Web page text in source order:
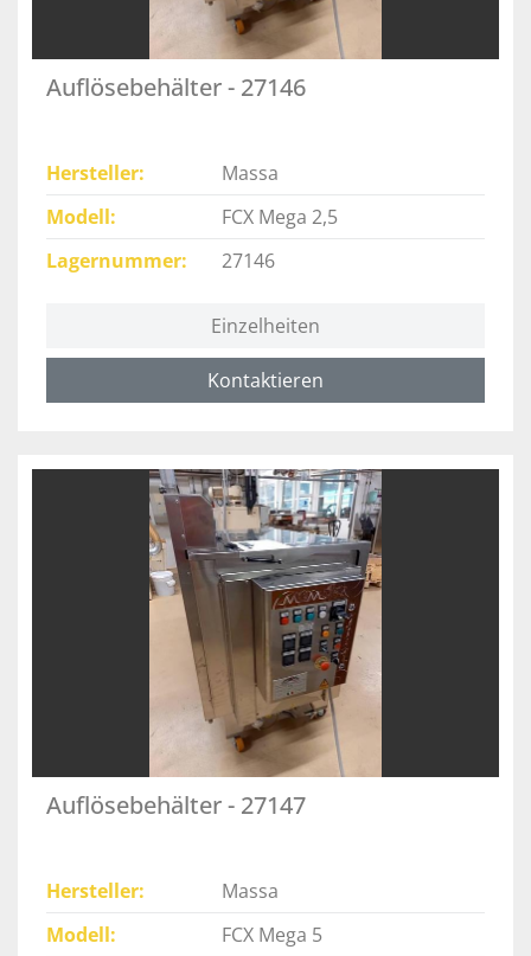
Auflösebehälter - 27146
Hersteller
Massa
Modell
FCX Mega 2,5
Lagernummer
27146
Einzelheiten
Kontaktieren
Auflösebehälter - 27147
Hersteller
Massa
Modell
FCX Mega 5